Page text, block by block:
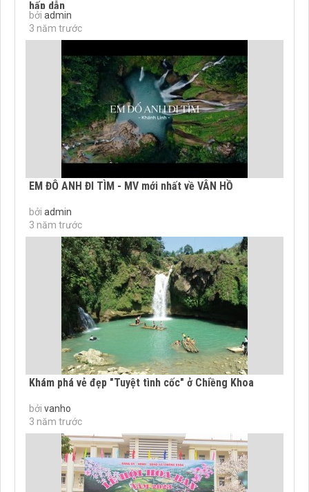
hấp dẫn
bởi admin
3 năm trước
EM ĐÔ ANH ĐI TÌM - MV mới nhất về VÂN HỒ
bởi admin
3 năm trước
Khám phá vẻ đẹp "Tuyệt tình cốc" ở Chiềng Khoa
bởi vanho
3 năm trước